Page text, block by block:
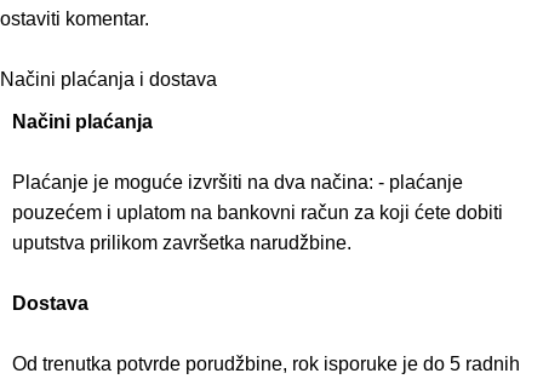
ostaviti komentar.
Načini plaćanja i dostava
Načini plaćanja
Plaćanje je moguće izvršiti na dva načina: - plaćanje
pouzećem i uplatom na bankovni račun za koji ćete dobiti
uputstva prilikom završetka narudžbine.
Dostava
Od trenutka potvrde porudžbine, rok isporuke je do 5 radnih